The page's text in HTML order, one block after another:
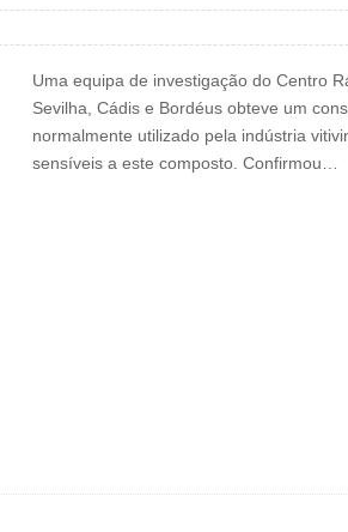
Uma equipa de investigação do Centro
Sevilha, Cádis e Bordéus obteve um
normalmente utilizado pela indústria
sensíveis a este composto. Confirmou…